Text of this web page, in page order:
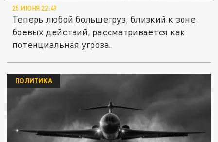
25 ИЮНЯ 22:49
Теперь любой большегруз, близкий к зоне
боевых действий, рассматривается как
потенциальная угроза.
ПОЛИТИКА